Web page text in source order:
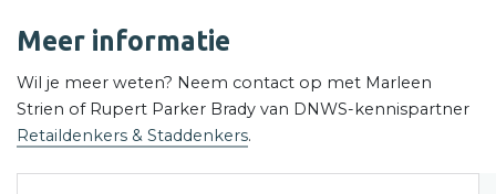
Meer informatie
Wil je meer weten? Neem contact op met Marleen
Strien of Rupert Parker Brady van DNWS-kennispartner
Retaildenkers & Staddenkers.